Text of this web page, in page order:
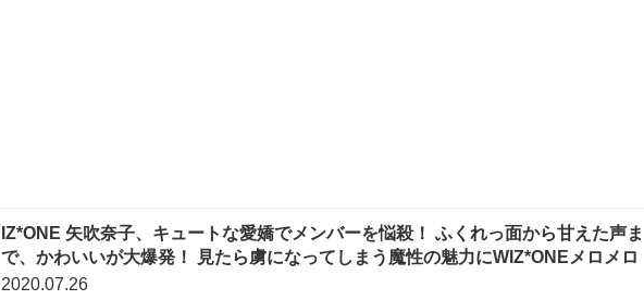
IZ*ONE 矢吹奈子、キュートな愛嬌でメンバーを悩殺！ ふくれっ面から甘えた声ま
で、かわいいが大爆発！ 見たら虜になってしまう魔性の魅力にWIZ*ONEメロメロ
2020.07.26